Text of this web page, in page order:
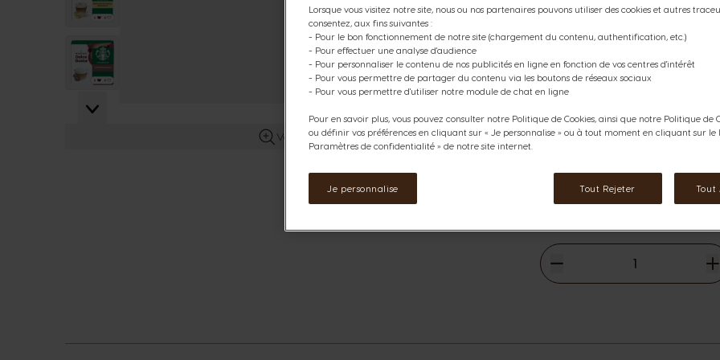
View larger image
View larger image
Voir plus d’informations
Découvrez notre mini pack
boites de 12 capsules café de
et compatibles avec toutes
crémeux des cafés gourmands
Ce pack contient:
1 Starbucks® Vanilla Macchiato
2Starbucks® Cappuccino
2Starbucks® Caramel
The price depends on the
Prix normal
33,42 €
Lorsque vous visitez notre site, nous ou nos partenaires pouvons utiliser des cookies et autres
consentez, aux fins suivantes :
- Pour le bon fonctionnement de notre site (chargement du contenu, authentification, etc.)
- Pour effectuer une analyse d'audience
- Pour personnaliser le contenu de nos publicités en ligne en fonction de vos centres d'intérêt
- Pour vous permettre de partager du contenu via les boutons de réseaux sociaux
- Pour vous permettre d'utiliser notre module de chat en ligne
Pour en savoir plus, vous pouvez consulter notre Politique de Cookies, ainsi que notre Politique de
ou définir vos préférences en cliquant sur « Je personnalise » ou à tout moment en cliquant sur le
Paramètres de confidentialité » de notre site internet.
Je personnalise Tout Rejeter Tout